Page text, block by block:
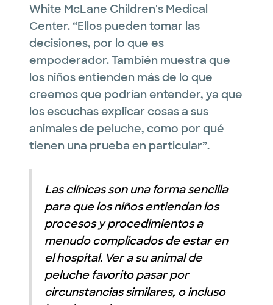
White McLane Children's Medical
Center. “Ellos pueden tomar las
decisiones, por lo que es
empoderador. También muestra que
los niños entienden más de lo que
creemos que podrían entender, ya que
los escuchas explicar cosas a sus
animales de peluche, como por qué
tienen una prueba en particular”.
Las clínicas son una forma sencilla
para que los niños entiendan los
procesos y procedimientos a
menudo complicados de estar en
el hospital. Ver a su animal de
peluche favorito pasar por
circunstancias similares, o incluso